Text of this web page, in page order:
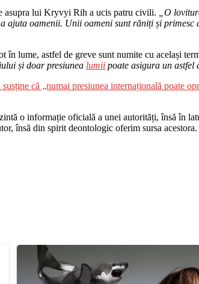
asupra lui Kryvyi Rih a ucis patru civili.
„O
ajuta oamenii. Unii oameni sunt răniți și
lume, astfel de greve sunt numite cu același
și doar presiunea lumii poate asigura un astfel
că „numai presiunea internațională poate
o informație oficială a unei autorități, însă în
însă din spirit deontologic oferim sursa acestora.